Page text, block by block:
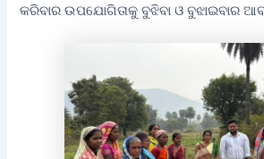
କରିବାର ଉପଯୋଗିତାକୁ ବୁଝିବା ଓ ବୁଝାଇବାର